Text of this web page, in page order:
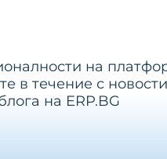
на
в течение с
на ERP.BG